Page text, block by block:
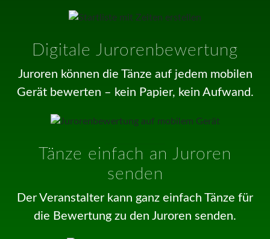
Digitale Jurorenbewertung
Juroren können die Tänze auf jedem mobilen
Gerät bewerten – kein Papier, kein Aufwand.
Tänze einfach an Juroren
senden
Der Veranstalter kann ganz einfach Tänze für
die Bewertung zu den Juroren senden.